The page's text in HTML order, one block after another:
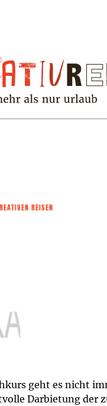
REISEN
geht es nicht
Darbietung der